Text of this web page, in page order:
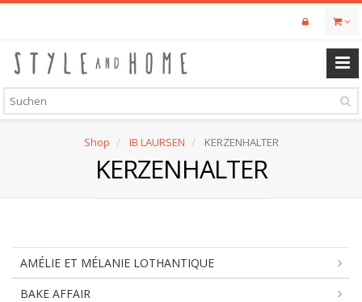
Skip
content
Shop IB LAURSEN KERZENHALTER
KERZENHALTER
AMÉLIE ET MÉLANIE LOTHANTIQUE
BAKE AFFAIR